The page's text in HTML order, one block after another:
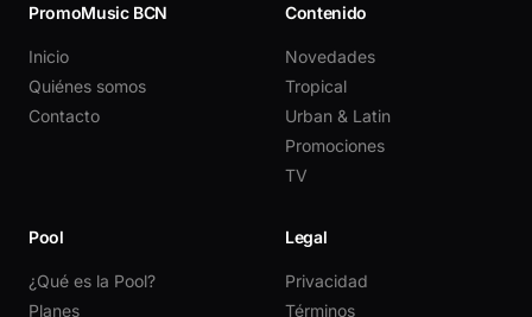
PromoMusic BCN
Inicio
Quiénes somos
Contacto
Contenido
Novedades
Tropical
Urban & Latin
Promociones
TV
Pool
¿Qué es la Pool?
Planes
Legal
Privacidad
Términos